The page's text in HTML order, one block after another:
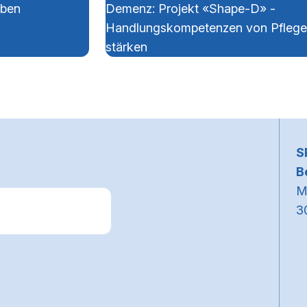
Demenz: Projekt «Shape-D» -
Handlungskompetenzen von
stärken